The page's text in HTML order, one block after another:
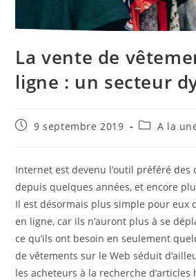
La vente de
ligne : un secteur
Publication
9 septembre 2019
PostA la
Internet est devenu l’outil préféré des
depuis quelques années, et encore
Il est désormais plus simple pour eux
en ligne, car ils n’auront plus à se
ce qu’ils ont besoin en seulement
de vêtements sur le Web séduit
les acheteurs à la recherche d’articles